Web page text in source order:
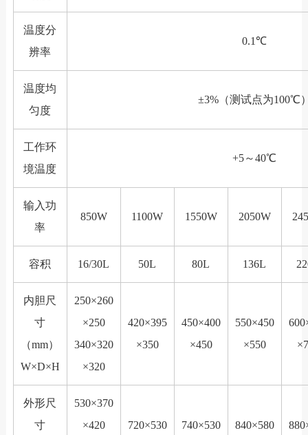
温度分
辨率
0.1℃
温度均
匀度
±3%（测试点为100℃
工作环
境温度
+5～40℃
输入功
率
850W 1100W 1550W 2050W
容积 16/30L 50L 80L 136L
内胆尺
寸
（mm）
W×D×H
250×260
×250
340×320
×320
420×395
×350
450×400
×450
550×450
×550
外形尺
寸
530×370
×420
720×530
740×530
840×580